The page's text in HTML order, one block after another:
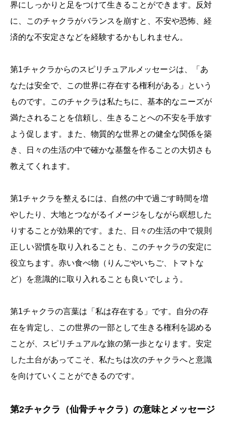
界にしっかりと足をつけて生きることができます。反対
に、このチャクラがバランスを崩すと、不安や恐怖、経
済的な不安定さなどを経験するかもしれません。
第1チャクラからのスピリチュアルメッセージは、「あ
なたは安全で、この世界に存在する権利がある」という
ものです。このチャクラは私たちに、基本的なニーズが
満たされることを信頼し、生きることへの不安を手放す
よう促します。また、物質的な世界との健全な関係を築
き、日々の生活の中で確かな基盤を作ることの大切さも
教えてくれます。
第1チャクラを整えるには、自然の中で過ごす時間を増
やしたり、大地とつながるイメージをしながら瞑想した
りすることが効果的です。また、日々の生活の中で規則
正しい習慣を取り入れることも、このチャクラの安定に
役立ちます。赤い食べ物（りんごやいちご、トマトな
ど）を意識的に取り入れることも良いでしょう。
第1チャクラの言葉は「私は存在する」です。自分の存
在を肯定し、この世界の一部として生きる権利を認める
ことが、スピリチュアルな旅の第一歩となります。安定
した土台があってこそ、私たちは次のチャクラへと意識
を向けていくことができるのです。
第2チャクラ（仙骨チャクラ）の意味とメッセージ